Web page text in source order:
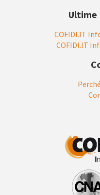
COFIDI.IT
COFIDI.IT